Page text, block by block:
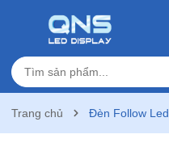
Trang chủ Đèn Follow Led